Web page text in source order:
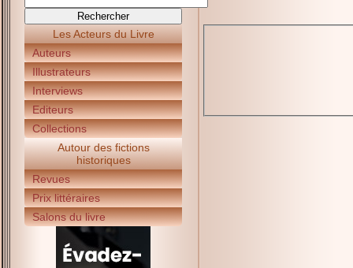
Les Acteurs du Livre
Auteurs
Illustrateurs
Interviews
Editeurs
Collections
Autour des fictions
historiques
Revues
Prix littéraires
Salons du livre